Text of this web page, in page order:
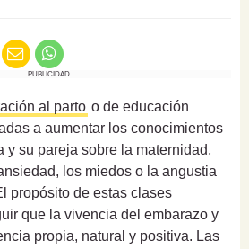
PUBLICIDAD
al parto o de educación
a aumentar los conocimientos
y su pareja sobre la maternidad,
los miedos o la angustia
propósito de estas clases
que la vivencia del embarazo y
propia, natural y positiva. Las